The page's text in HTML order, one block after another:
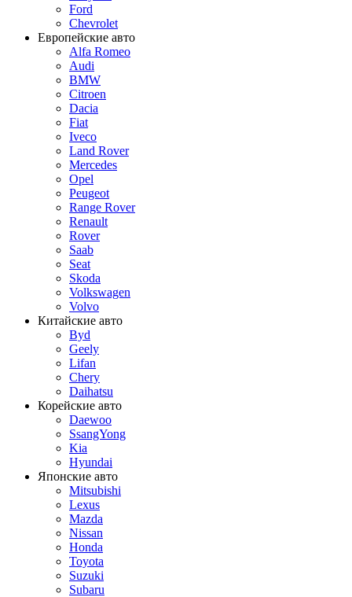
Ford
Chevrolet
Европейские авто
Alfa Romeo
Audi
BMW
Citroen
Dacia
Fiat
Iveco
Land Rover
Mercedes
Opel
Peugeot
Range Rover
Renault
Rover
Saab
Seat
Skoda
Volkswagen
Volvo
Китайские авто
Byd
Geely
Lifan
Chery
Daihatsu
Корейские авто
Daewoo
SsangYong
Kia
Hyundai
Японские авто
Mitsubishi
Lexus
Mazda
Nissan
Honda
Toyota
Suzuki
Subaru